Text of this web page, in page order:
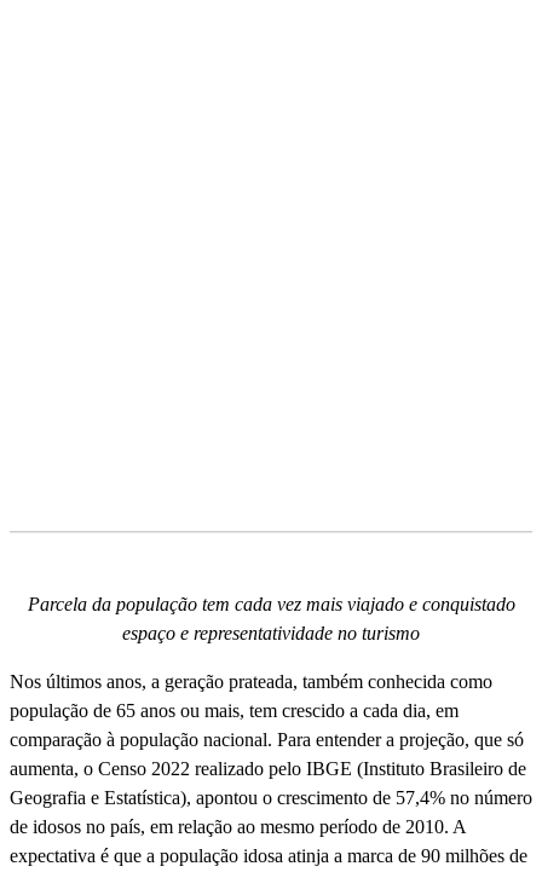
Parcela da população tem cada vez mais viajado e conquistado
espaço e representatividade no turismo
Nos últimos anos, a geração prateada, também conhecida como
população de 65 anos ou mais, tem crescido a cada dia, em
comparação à população nacional. Para entender a projeção, que só
aumenta, o Censo 2022 realizado pelo IBGE (Instituto Brasileiro de
Geografia e Estatí­stica), apontou o crescimento de 57,4% no número
de idosos no paí­s, em relação ao mesmo perí­odo de 2010. A
expectativa é que a população idosa atinja a marca de 90 milhões de